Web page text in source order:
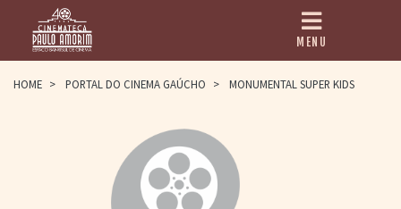
HOME
PAULO AMORIM
> HISTÓRIA
> HOMENAGEADOS
> EQUIPE
MENU
HOME > PORTAL DO CINEMA GAÚCHO > MONUMENTAL SUPER KIDS